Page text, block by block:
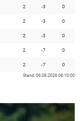
2 -3 0
2 -3 0
2 -3 0
2 -7 0
2 -7 0
Stand: 06.08.2026 06:10:00